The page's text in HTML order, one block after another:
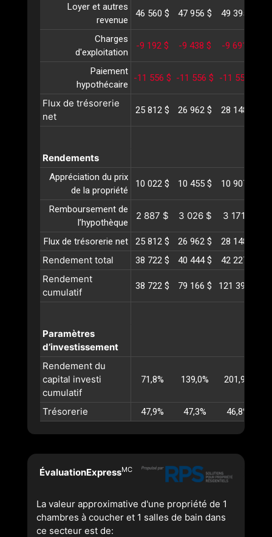
Loyer et autres
revenue
46 560 $ 47 956 $ 49 395 $
Charges
d'exploitation
-9 192 $ -9 438 $ -9 691 $
Paiement
hypothécaire
-11 556 $ -11 556 $ -11 556 $
Flux de trésorerie
net
25 812 $ 26 962 $ 28 148 $
Rendements
Appréciation du prix
de la propriété
10 022 $ 10 455 $ 10 907 $
Remboursement de
l’hypothèque
2 887 $ 3 026 $ 3 171 $
Flux de trésorerie net 25 812 $ 26 962 $ 28 148 $
Rendement total 38 722 $ 40 444 $ 42 227 $
Rendement
cumulatif
38 722 $ 79 166 $ 121 393 $
Paramètres
d’investissement
Rendement du
capital investi
cumulatif
71,8% 139,0% 201,9%
Trésorerie 47,9% 47,3% 46,8%
ÉvaluationExpressMC
La valeur approximative d'une propriété de 1
chambres à coucher et 1 salles de bain dans
ce secteur est de: